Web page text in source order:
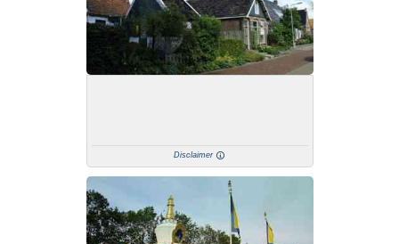
Disclaimer